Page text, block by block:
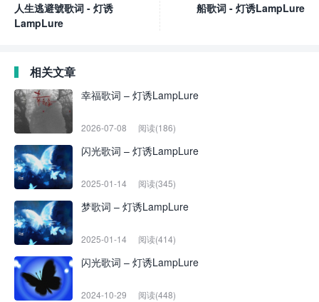
人生逃避號歌词 - 灯诱
LampLure
船歌词 - 灯诱LampLure
相关文章
幸福歌词 – 灯诱LampLure
2026-07-08 阅读(186)
闪光歌词 – 灯诱LampLure
2025-01-14 阅读(345)
梦歌词 – 灯诱LampLure
2025-01-14 阅读(414)
闪光歌词 – 灯诱LampLure
2024-10-29 阅读(448)